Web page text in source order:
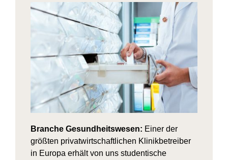
Branche Gesundheitswesen: Einer der
größten privatwirtschaftlichen Klinikbetreiber
in Europa erhält von uns studentische